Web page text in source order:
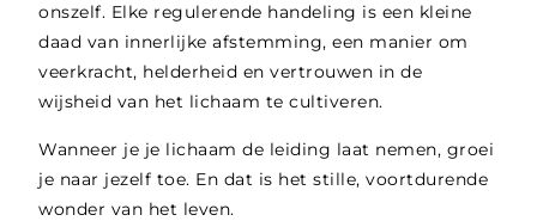
onszelf. Elke regulerende handeling is een kleine
daad van innerlijke afstemming, een manier om
veerkracht, helderheid en vertrouwen in de
wijsheid van het lichaam te cultiveren.
Wanneer je je lichaam de leiding laat nemen, groei
je naar jezelf toe. En dat is het stille, voortdurende
wonder van het leven.